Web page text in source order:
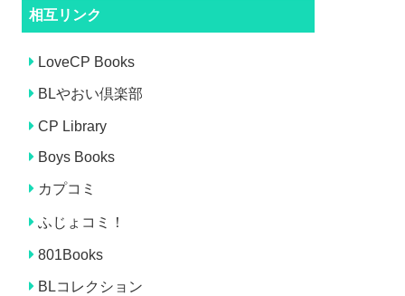
相互リンク
LoveCP Books
BLやおい倶楽部
CP Library
Boys Books
カプコミ
ふじょコミ！
801Books
BLコレクション